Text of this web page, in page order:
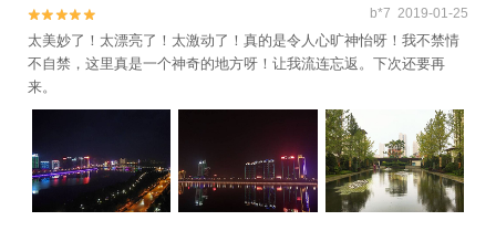

 b*7 2019-01-25
太美妙了！太漂亮了！太激动了！真的是令人心旷神怡呀！我不禁情
不自禁，这里真是一个神奇的地方呀！让我流连忘返。下次还要再
来。